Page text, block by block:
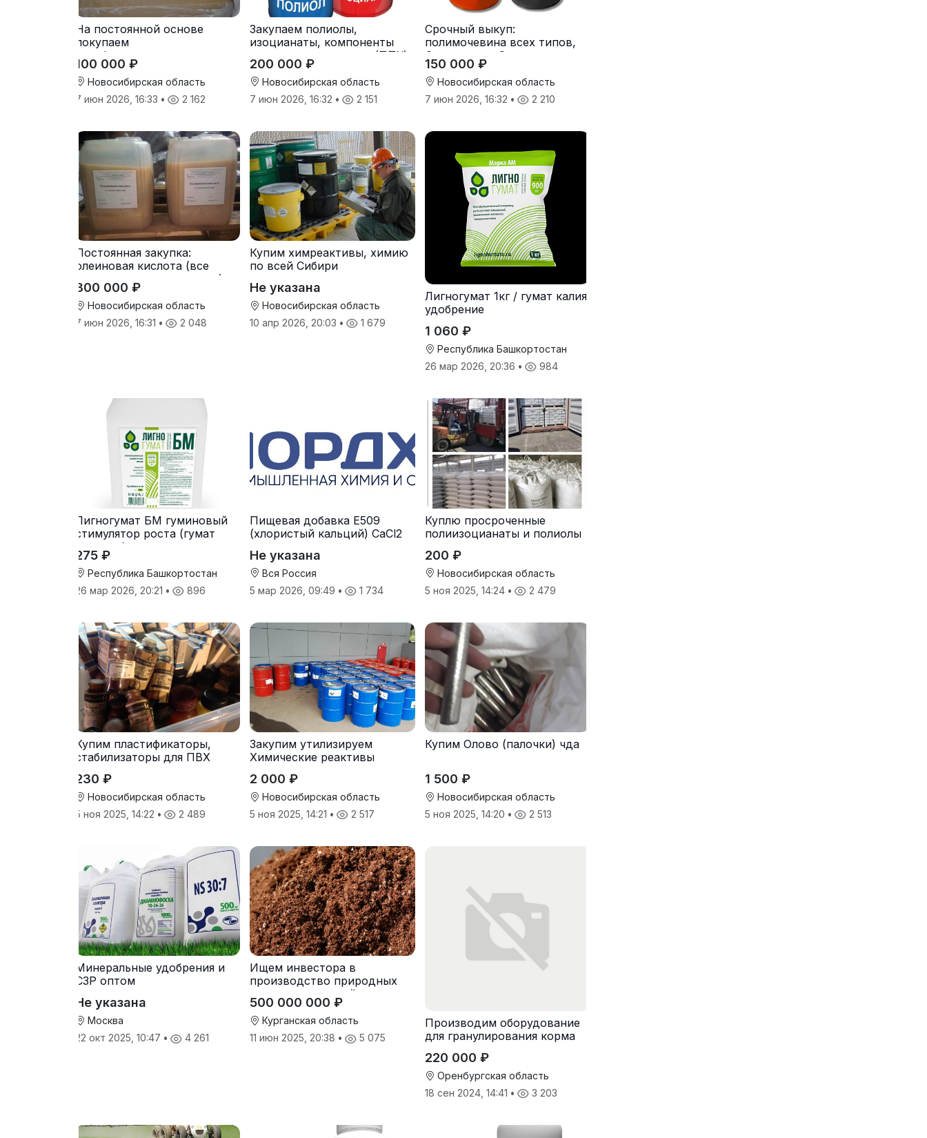
На постоянной основе
покупаем
парафиносодержащие
продукты
100 000 ₽
Новосибирская область
7 июн 2026, 16:33 • 2 162
Закупаем полиолы,
изоцианаты, компоненты
для пенополиуретана (ППУ)
200 000 ₽
Новосибирская область
7 июн 2026, 16:32 • 2 151
Срочный выкуп:
полимочевина всех типов,
Эластоплан, Экстраплан
150 000 ₽
Новосибирская область
7 июн 2026, 16:32 • 2 210
Постоянная закупка:
олеиновая кислота (все
виды, склады, просрочка)
800 000 ₽
Новосибирская область
7 июн 2026, 16:31 • 2 048
Купим химреактивы, химию
по всей Сибири
Не указана
Новосибирская область
10 апр 2026, 20:03 • 1 679
Лигногумат 1кг / гумат калия
удобрение
1 060 ₽
Республика Башкортостан
26 мар 2026, 20:36 • 984
Лигногумат БМ гуминовый
стимулятор роста (гумат
калия с фульвовыми
кислотами)
275 ₽
Республика Башкортостан
26 мар 2026, 20:21 • 896
Пищевая добавка Е509
(хлористый кальций) CaCl2
Не указана
Вся Россия
5 мар 2026, 09:49 • 1 734
Куплю просроченные
полиизоцианаты и полиолы
200 ₽
Новосибирская область
5 ноя 2025, 14:24 • 2 479
Купим пластификаторы,
стабилизаторы для ПВХ
230 ₽
Новосибирская область
5 ноя 2025, 14:22 • 2 489
Закупим утилизируем
Химические реактивы
2 000 ₽
Новосибирская область
5 ноя 2025, 14:21 • 2 517
Купим Олово (палочки) чда
1 500 ₽
Новосибирская область
5 ноя 2025, 14:20 • 2 513
Минеральные удобрения и
СЗР оптом
Не указана
Москва
22 окт 2025, 10:47 • 4 261
Ищем инвестора в
производство природных
почвоулучшителей
500 000 000 ₽
Курганская область
11 июн 2025, 20:38 • 5 075
Производим оборудование
для гранулирования корма
220 000 ₽
Оренбургская область
18 сен 2024, 14:41 • 3 203